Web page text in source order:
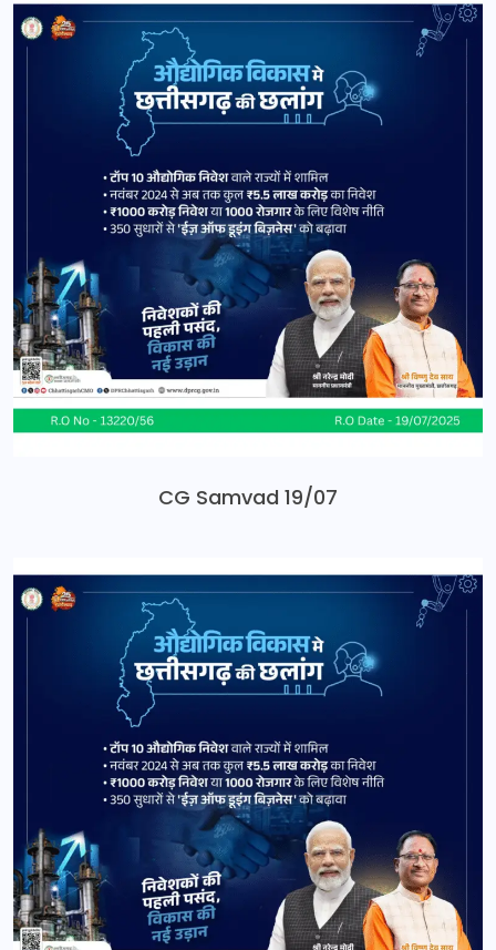
CG Samvad 19/07